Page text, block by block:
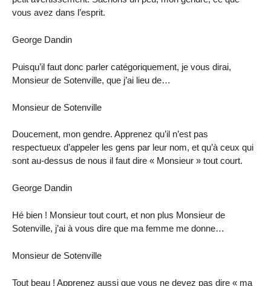
vous avez dans l’esprit.
George Dandin
Puisqu’il faut donc parler catégoriquement, je vous dirai,
Monsieur de Sotenville, que j’ai lieu de…
Monsieur de Sotenville
Doucement, mon gendre. Apprenez qu’il n’est pas
respectueux d’appeler les gens par leur nom, et qu’à ceux qui
sont au-dessus de nous il faut dire « Monsieur » tout court.
George Dandin
Hé bien ! Monsieur tout court, et non plus Monsieur de
Sotenville, j’ai à vous dire que ma femme me donne…
Monsieur de Sotenville
Tout beau ! Apprenez aussi que vous ne devez pas dire « ma